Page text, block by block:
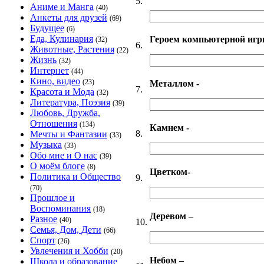
Аниме и Манга (40)
Анкеты для друзей (69)
Будущее (6)
Еда, Кулинария (32)
Животные, Растения (22)
Жизнь (32)
Интернет (44)
Кино, видео (23)
Красота и Мода (32)
Литература, Поэзия (39)
Любовь, Дружба,
Отношения (134)
Мечты и Фантазии (33)
Музыка (33)
Обо мне и О нас (39)
О моём блоге (8)
Политика и Общество
(70)
Прошлое и
Воспоминания (18)
Разное (40)
Семья, Дом, Дети (66)
Спорт (26)
Увлечения и Хобби (20)
Школа и образование
6.
Героем компьютерной
7.
Металлом -
8.
Камнем -
9.
Цветком-
10.
Деревом –
Небом –